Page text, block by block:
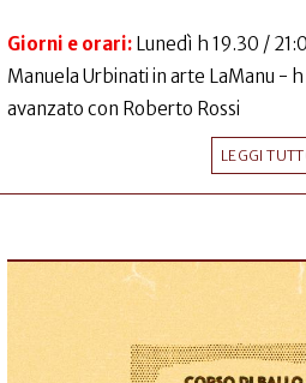
Giorni e orari: Lunedì h 19.30 /
Manuela Urbinati in arte LaManu -
avanzato con Roberto Rossi
LEGGI